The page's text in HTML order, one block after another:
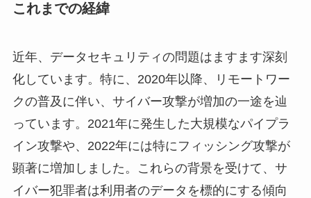
これまでの経緯
近年、データセキュリティの問題はますます深刻
化しています。特に、2020年以降、リモートワー
クの普及に伴い、サイバー攻撃が増加の一途を辿
っています。2021年に発生した大規模なパイプラ
イン攻撃や、2022年には特にフィッシング攻撃が
顕著に増加しました。これらの背景を受けて、サ
イバー犯罪者は利用者のデータを標的にする傾向